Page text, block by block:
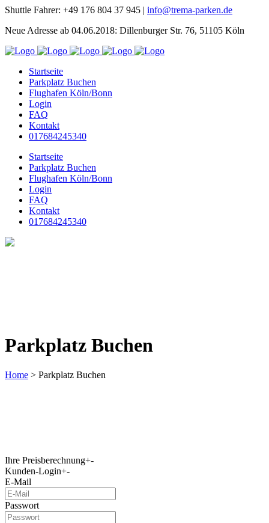
Shuttle Fahrer: +49 176 804 37 945 | info@trema-parken.de
Neue Adresse ab 04.06.2018: Dillenburger Str. 76, 51105 Köln
Startseite
Parkplatz Buchen
Flughafen Köln/Bonn
Login
FAQ
Kontakt
017684245340
Startseite
Parkplatz Buchen
Flughafen Köln/Bonn
Login
FAQ
Kontakt
017684245340
Parkplatz Buchen
Home > Parkplatz Buchen
Ihre Preisberechnung+-
Kunden-Login+-
E-Mail
Passwort